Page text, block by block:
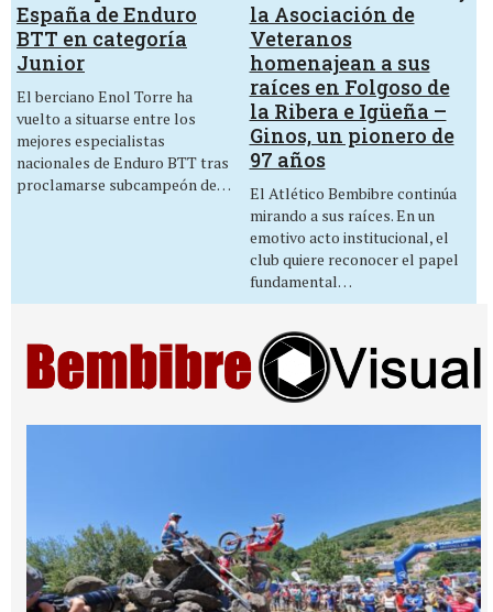
España de Enduro
BTT en categoría
Junior
El berciano Enol Torre ha
vuelto a situarse entre los
mejores especialistas
nacionales de Enduro BTT tras
proclamarse subcampeón de…
la Asociación de
Veteranos
homenajean a sus
raíces en Folgoso de
la Ribera e Igüeña –
Ginos, un pionero de
97 años
El Atlético Bembibre continúa
mirando a sus raíces. En un
emotivo acto institucional, el
club quiere reconocer el papel
fundamental…